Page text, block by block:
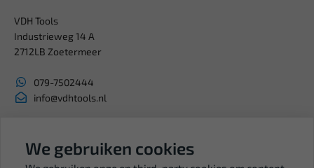
VDH Tools
Industrieweg 14 A
2712LB Zoetermeer
079-7502444
info@vdhtools.nl
BTW: NL819958657B01
We gebruiken cookies